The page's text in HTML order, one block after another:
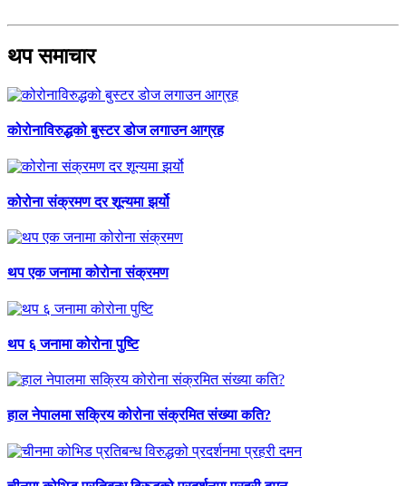
थप समाचार
कोरोनाविरुद्धको बुस्टर डोज लगाउन आग्रह
कोरोना संक्रमण दर शून्यमा झर्यो
थप एक जनामा कोरोना संक्रमण
थप ६ जनामा कोरोना पुष्टि
हाल नेपालमा सक्रिय कोरोना संक्रमित संख्या कति?